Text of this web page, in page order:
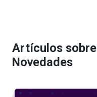
Artículos sobre
Novedades